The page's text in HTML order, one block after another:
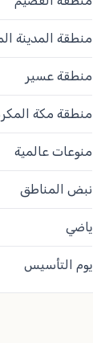
منطقة المدينة
منطقة عسير
منطقة مكة
منوعات عالمية
نبض المناطق
ياضي
يوم التأسيس